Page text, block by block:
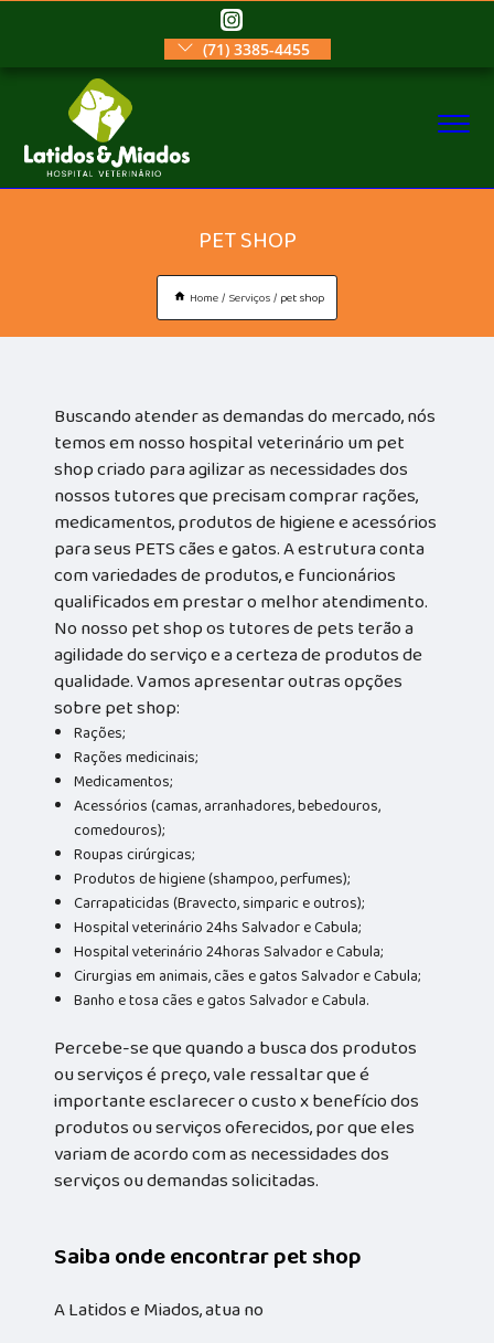
(71) 3385-4455
PET SHOP
Home Serviços pet shop
Buscando atender as demandas do mercado, nós
temos em nosso hospital veterinário um pet
shop criado para agilizar as necessidades dos
nossos tutores que precisam comprar rações,
medicamentos, produtos de higiene e acessórios
para seus PETS cães e gatos. A estrutura conta
com variedades de produtos, e funcionários
qualificados em prestar o melhor atendimento.
No nosso pet shop os tutores de pets terão a
agilidade do serviço e a certeza de produtos de
qualidade. Vamos apresentar outras opções
sobre pet shop:
Rações;
Rações medicinais;
Medicamentos;
Acessórios (camas, arranhadores, bebedouros,
comedouros);
Roupas cirúrgicas;
Produtos de higiene (shampoo, perfumes);
Carrapaticidas (Bravecto, simparic e outros);
Hospital veterinário 24hs Salvador e Cabula;
Hospital veterinário 24horas Salvador e Cabula;
Cirurgias em animais, cães e gatos Salvador e Cabula;
Banho e tosa cães e gatos Salvador e Cabula.
Percebe-se que quando a busca dos produtos
ou serviços é preço, vale ressaltar que é
importante esclarecer o custo x benefício dos
produtos ou serviços oferecidos, por que eles
variam de acordo com as necessidades dos
serviços ou demandas solicitadas.
Saiba onde encontrar pet shop
A Latidos e Miados, atua no